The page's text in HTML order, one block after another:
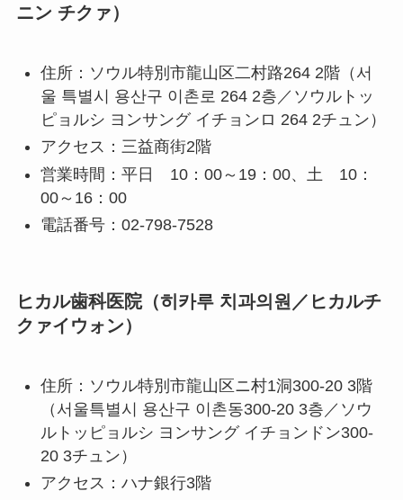
ニン チクァ）
住所：ソウル特別市龍山区二村路264 2階（서
울 특별시 용산구 이촌로 264 2층／ソウルトッ
ピョルシ ヨンサング イチョンロ 264 2チュン）
アクセス：三益商街2階
営業時間：平日 10：00～19：00、土 10：
00～16：00
電話番号：02-798-7528
ヒカル歯科医院（히카루 치과의원／ヒカルチ
クァイウォン）
住所：ソウル特別市龍山区ニ村1洞300-20 3階
（서울특별시 용산구 이촌동300-20 3층／ソウ
ルトッピョルシ ヨンサング イチョンドン300-
20 3チュン）
アクセス：ハナ銀行3階